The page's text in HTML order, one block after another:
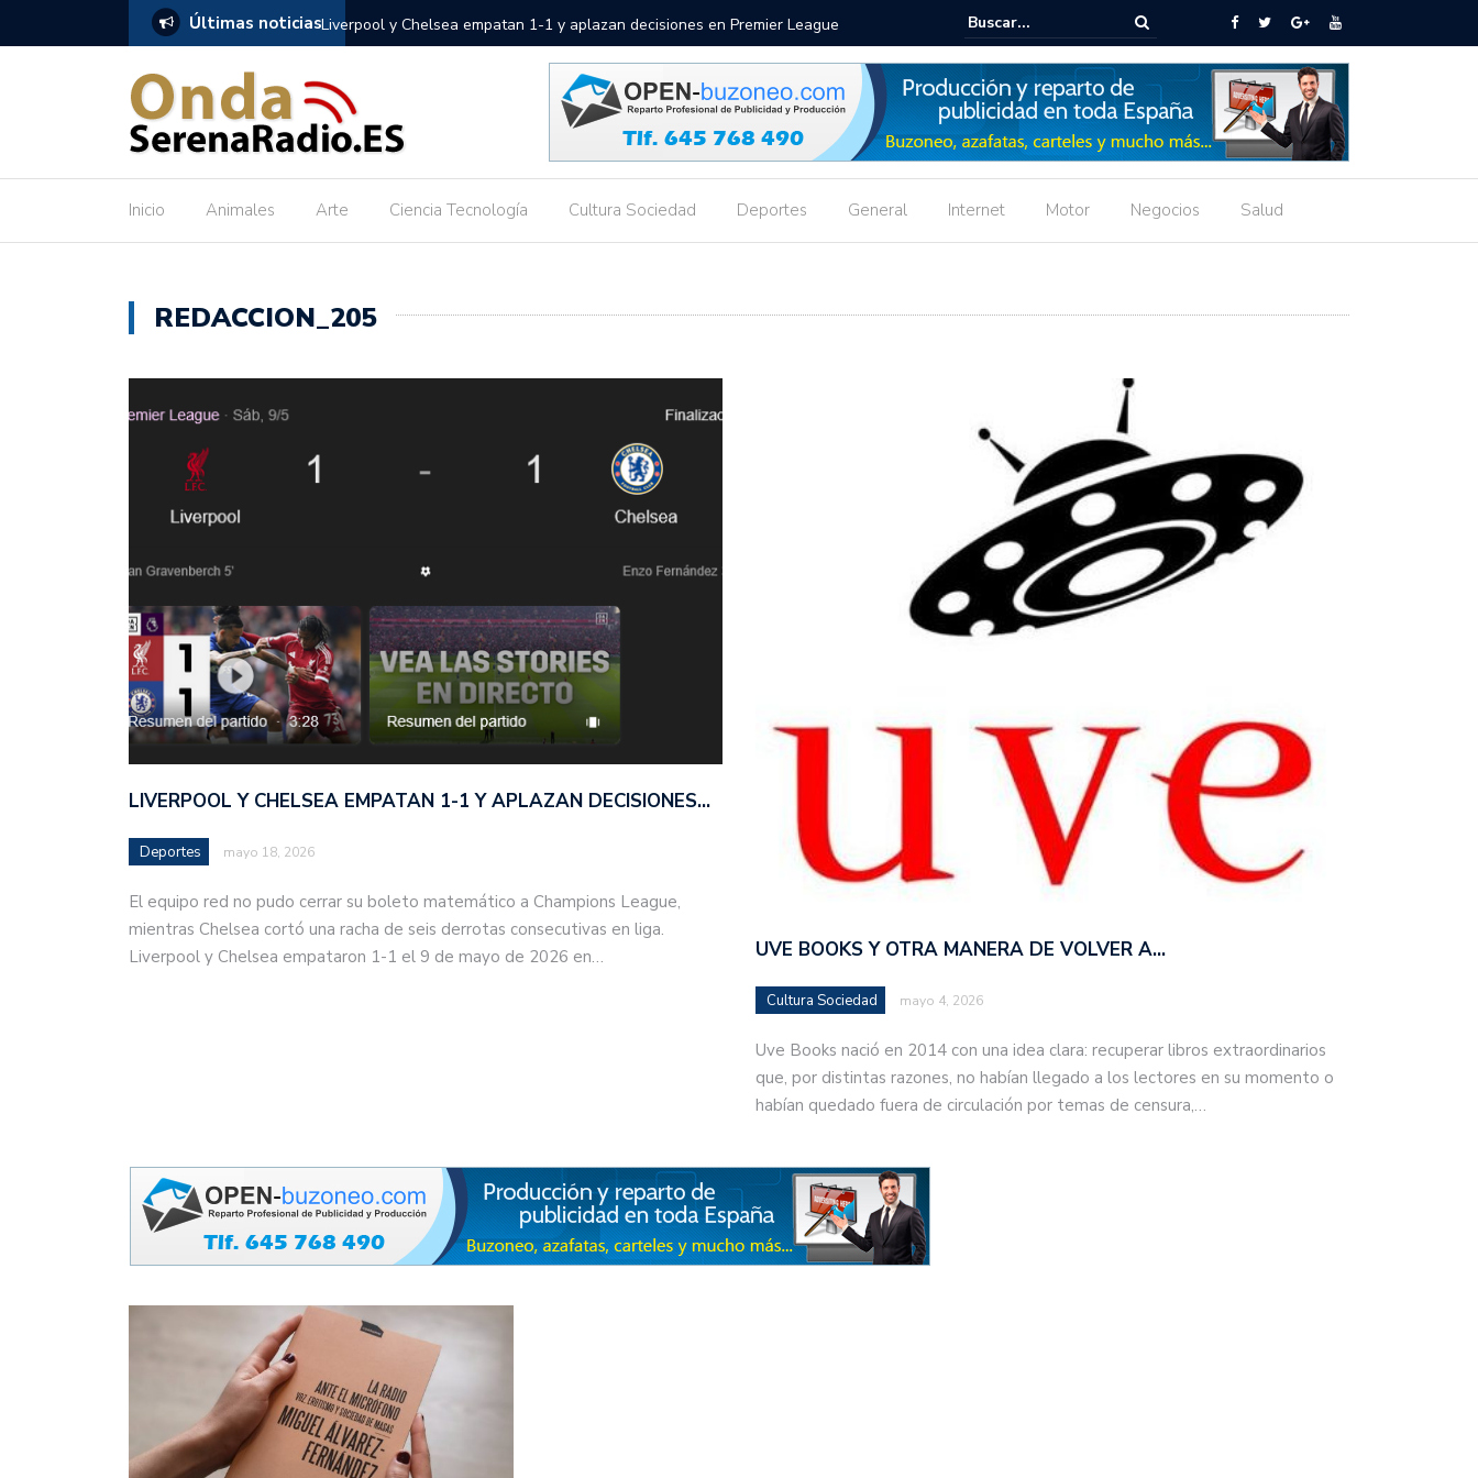
Últimas noticias
de noticias de Resoomer Liverpool y Chelsea empatan 1-1 y aplazan decisiones en Premier League Uve Books y otra manera de volver a los clásicos
Inicio Animales Arte Ciencia Tecnología Cultura Sociedad Deportes General Internet Motor Negocios Salud
REDACCION_205
LIVERPOOL Y CHELSEA EMPATAN 1-1 Y APLAZAN DECISIONES…
Deportes mayo 18, 2026
El equipo red no pudo cerrar su boleto matemático a Champions League,
mientras Chelsea cortó una racha de seis derrotas consecutivas en liga.
Liverpool y Chelsea empataron 1-1 el 9 de mayo de 2026 en…
UVE BOOKS Y OTRA MANERA DE VOLVER A…
Cultura Sociedad mayo 4, 2026
Uve Books nació en 2014 con una idea clara: recuperar libros extraordinarios
que, por distintas razones, no habían llegado a los lectores en su momento o
habían quedado fuera de circulación por temas de censura,…